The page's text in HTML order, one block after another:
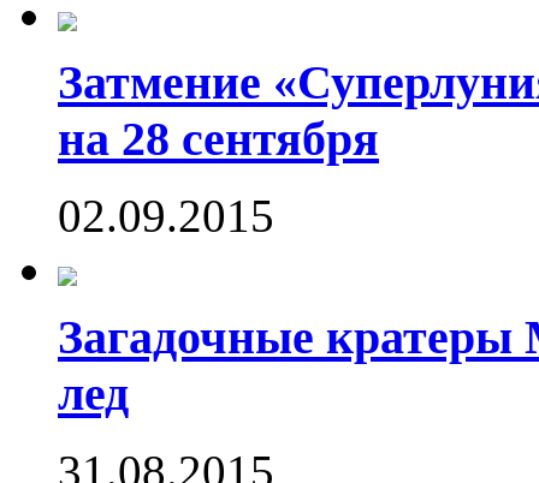
Затмение
на 28 сентября
02.09.2015
Загадочные
лед
31.08.2015